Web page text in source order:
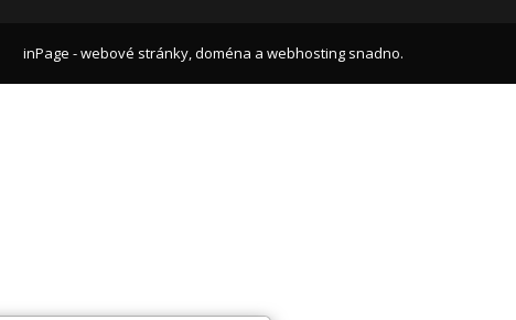
inPage -webové stránky,doména a webhosting snadno.